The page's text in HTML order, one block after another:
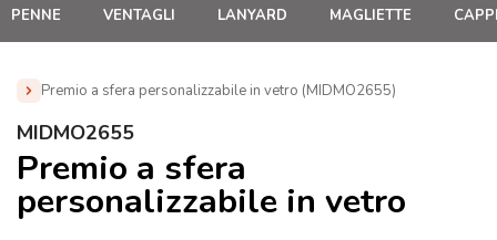
PENNE VENTAGLI LANYARD MAGLIETTE
Premio a sfera personalizzabile in vetro (MIDMO2655)
Home » Gadget per Feste
MIDMO2655
Premio a sfera
personalizzabile in vetro